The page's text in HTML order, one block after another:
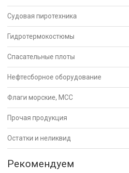
Судовая пиротехника
Гидротермокостюмы
Спасательные плоты
Нефтесборное оборудование
Флаги морские, МСС
Прочая продукция
Остатки и неликвид
Рекомендуем